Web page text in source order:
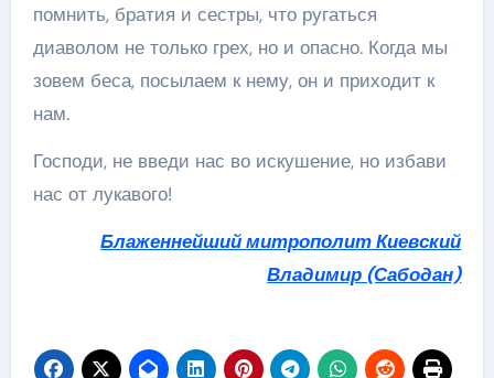
помнить, братия и сестры, что ругаться
диаволом не только грех, но и опасно. Когда мы
зовем беса, посылаем к нему, он и приходит к
нам.
Господи, не введи нас во искушение, но избави
нас от лукавого!
Блаженнейший митрополит Киевский
Владимир (Сабодан)